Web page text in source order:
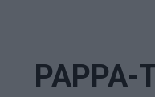
PAPPA-